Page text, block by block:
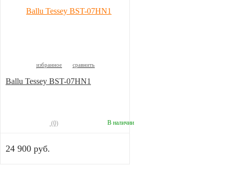
избранное сравнить
Ballu Tessey BST-07HN1
(0) В наличии
24 900 руб.